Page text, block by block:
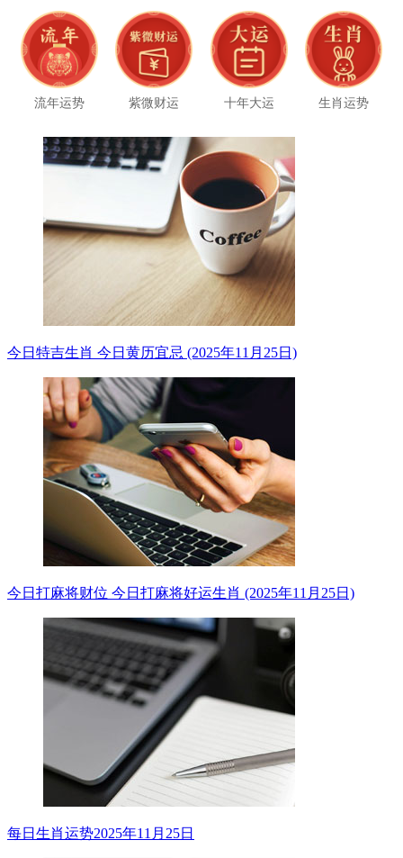
流年运势 紫微财运 十年大运 生肖运势
今日特吉生肖 今日黄历宜忌 (2025年11月25日)
今日打麻将财位 今日打麻将好运生肖 (2025年11月25日)
每日生肖运势2025年11月25日